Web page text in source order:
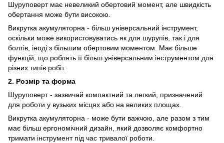
Шуруповерт має невеликий обертовий момент, але швидкість
обертання може бути високою.
Викрутка акумуляторна - більш універсальний інструмент,
оскільки може використовуватись як для шурупів, так і для
болтів, іноді з більшим обертовим моментом. Має більше
функцій, що роблять її більш універсальним інструментом для
різних типів робіт.
2. Розмір та форма
Шуруповерт - зазвичай компактний та легкий, призначений
для роботи у вузьких місцях або на великих площах.
Викрутка акумуляторна - може бути важчою, але разом з тим
має більш ергономічний дизайн, який дозволяє комфортно
тримати інструмент під час тривалої роботи.